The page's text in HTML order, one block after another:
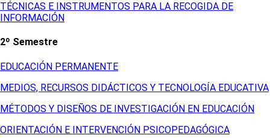
TÉCNICAS E INSTRUMENTOS PARA LA RECOGIDA DE
INFORMACIÓN
2º Semestre
EDUCACIÓN PERMANENTE
MEDIOS, RECURSOS DIDÁCTICOS Y TECNOLOGÍA EDUCATIVA
MÉTODOS Y DISEÑOS DE INVESTIGACIÓN EN EDUCACIÓN
ORIENTACIÓN E INTERVENCIÓN PSICOPEDAGÓGICA